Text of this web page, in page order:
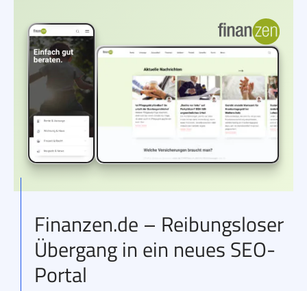
Finanzen.de – Reibungsloser
Übergang in ein neues SEO-
Portal